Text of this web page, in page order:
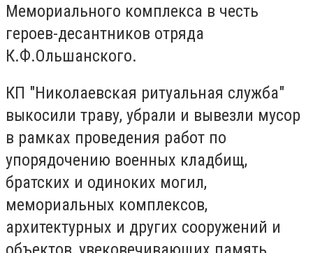
Мемориального комплекса в честь
героев-десантников отряда
К.Ф.Ольшанского.
КП "Николаевская ритуальная служба"
выкосили траву, убрали и вывезли мусор
в рамках проведения работ по
упорядочению военных кладбищ,
братских и одиноких могил,
мемориальных комплексов,
архитектурных и других сооружений и